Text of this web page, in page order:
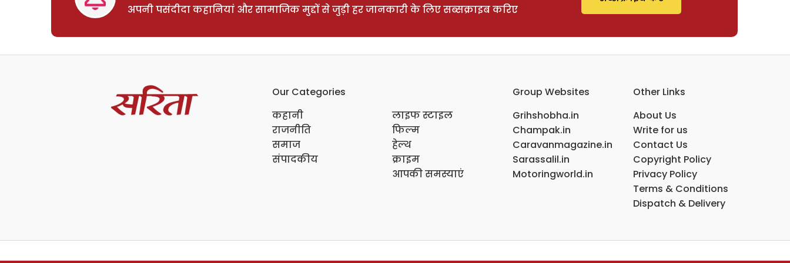
अपनी पसंदीदा कहानियां और सामाजिक मुद्दों से जुड़ी हर जानकारी के लिए सब्सक्राइब करिए
Our Categories
कहानी
राजनीति
समाज
संपादकीय
लाइफ स्टाइल
फिल्म
हेल्थ
क्राइम
आपकी समस्याएं
Group Websites
Grihshobha.in
Champak.in
Caravanmagazine.in
Sarassalil.in
Motoringworld.in
Other Links
About Us
Write for us
Contact Us
Copyright Policy
Privacy Policy
Terms & Conditions
Dispatch & Delivery